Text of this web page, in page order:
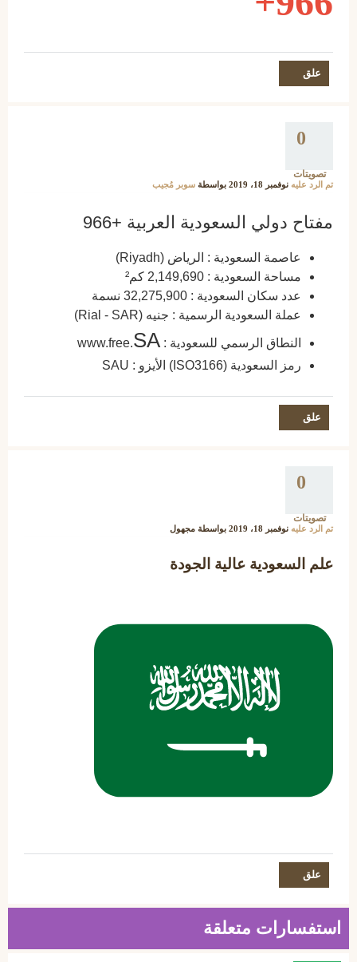
0
تصويتات
تم الرد عليه نوفمبر 18، 2019 بواسطة سوبر مُجيب
مفتاح دولي السعودية العربية +966
عاصمة السعودية : الرياض (Riyadh)
مساحة السعودية : 2,149,690 كم²
عدد سكان السعودية : 32,275,900 نسمة
عملة السعودية الرسمية : جنيه (Rial - SAR)
النطاق الرسمي للسعودية : www.free. SA
رمز السعودية (ISO3166) الأيزو : SAU
0
تصويتات
تم الرد عليه نوفمبر 18، 2019 بواسطة مجهول
علم السعودية عالية الجودة
استفسارات متعلقة